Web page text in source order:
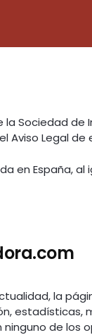
Sociedad de
Aviso Legal de
en España, al
la
estadísticas,
de los